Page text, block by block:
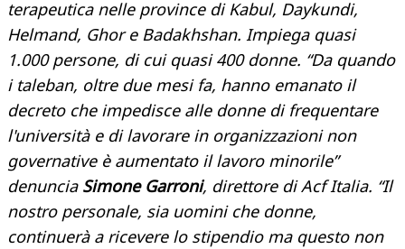
terapeutica nelle province di Kabul, Daykundi,
Helmand, Ghor e Badakhshan. Impiega quasi
1.000 persone, di cui quasi 400 donne. “Da quando
i taleban, oltre due mesi fa, hanno emanato il
decreto che impedisce alle donne di frequentare
l'università e di lavorare in organizzazioni non
governative è aumentato il lavoro minorile”
denuncia Simone Garroni, direttore di Acf Italia. “Il
nostro personale, sia uomini che donne,
continuerà a ricevere lo stipendio ma questo non